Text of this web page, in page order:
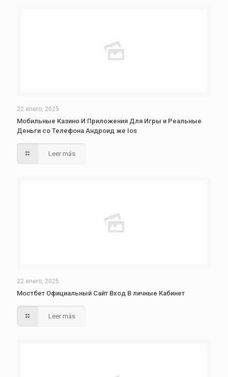
22 enero, 2025
Мобильные Казино И Приложения Для Игры и Реальные
Деньги со Телефона Андроид же Ios
Leer más
22 enero, 2025
Мостбет Официальный Сайт Вход В личные Кабинет
Leer más